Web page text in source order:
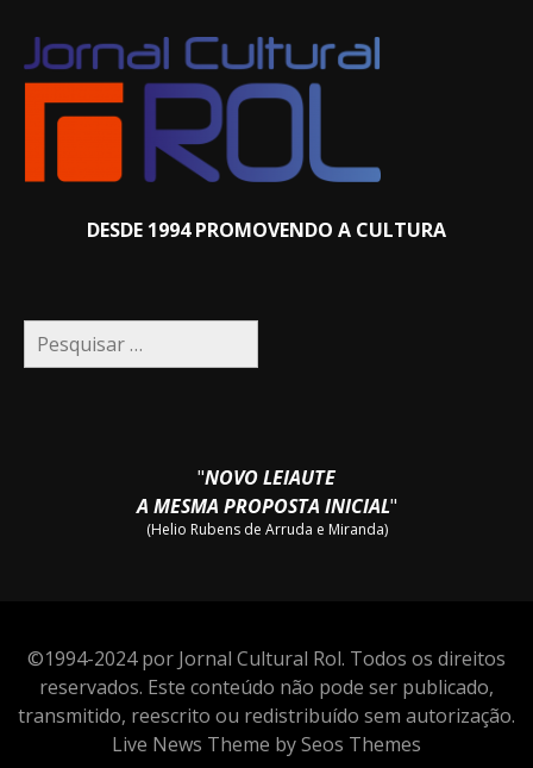
DESDE 1994 PROMOVENDO A CULTURA
Pesquisar
por:
"NOVO LEIAUTE
A MESMA PROPOSTA INICIAL"
(Helio Rubens de Arruda e Miranda)
©1994-2024 por Jornal Cultural Rol. Todos os direitos
reservados. Este conteúdo não pode ser publicado,
transmitido, reescrito ou redistribuído sem autorização.
Live News Theme by Seos Themes